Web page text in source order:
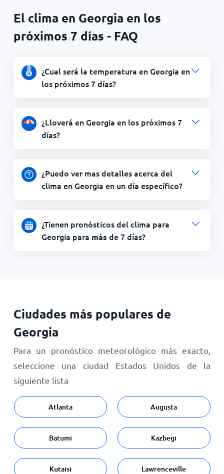
El clima en Georgia en los
próximos 7 días - FAQ
¿Cual será la temperatura en Georgia en
los próximos 7 días?
¿Lloverá en Georgia en los próximos 7
días?
¿Puedo ver mas detalles acerca del
clima en Georgia en un día específico?
¿Tienen pronósticos del clima para
Georgia para más de 7 días?
Ciudades más populares de
Georgia
Para un pronóstico meteorológico más exacto,
seleccione una ciudad Estados Unidos de la
siguiente lista
Atlanta Augusta
Batumi Kazbegi
Kutaisi Lawrenceville